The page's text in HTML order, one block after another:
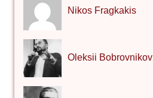
Nikos Fragkakis
Oleksii Bobrovnikov